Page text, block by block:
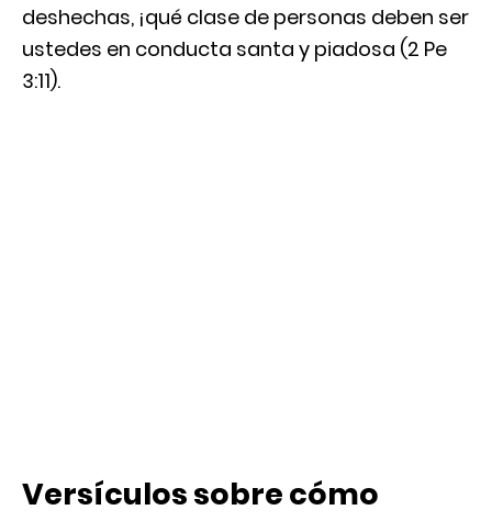
deshechas, ¡qué clase de personas deben ser
ustedes en conducta santa y piadosa (2 Pe
3:11).
Versículos sobre cómo